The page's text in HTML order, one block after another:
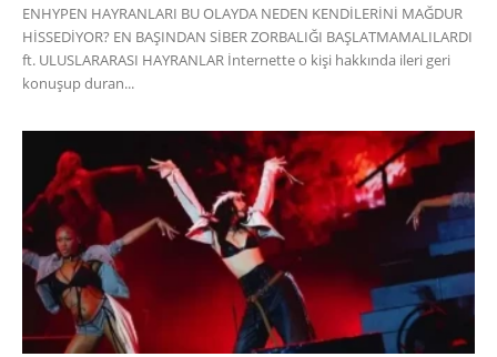
ENHYPEN HAYRANLARI BU OLAYDA NEDEN KENDİLERİNİ MAĞDUR
HİSSEDİYOR? EN BAŞINDAN SİBER ZORBALIĞI BAŞLATMAMALILARDI
ft. ULUSLARARASI HAYRANLAR İnternette o kişi hakkında ileri geri
konuşup duran...